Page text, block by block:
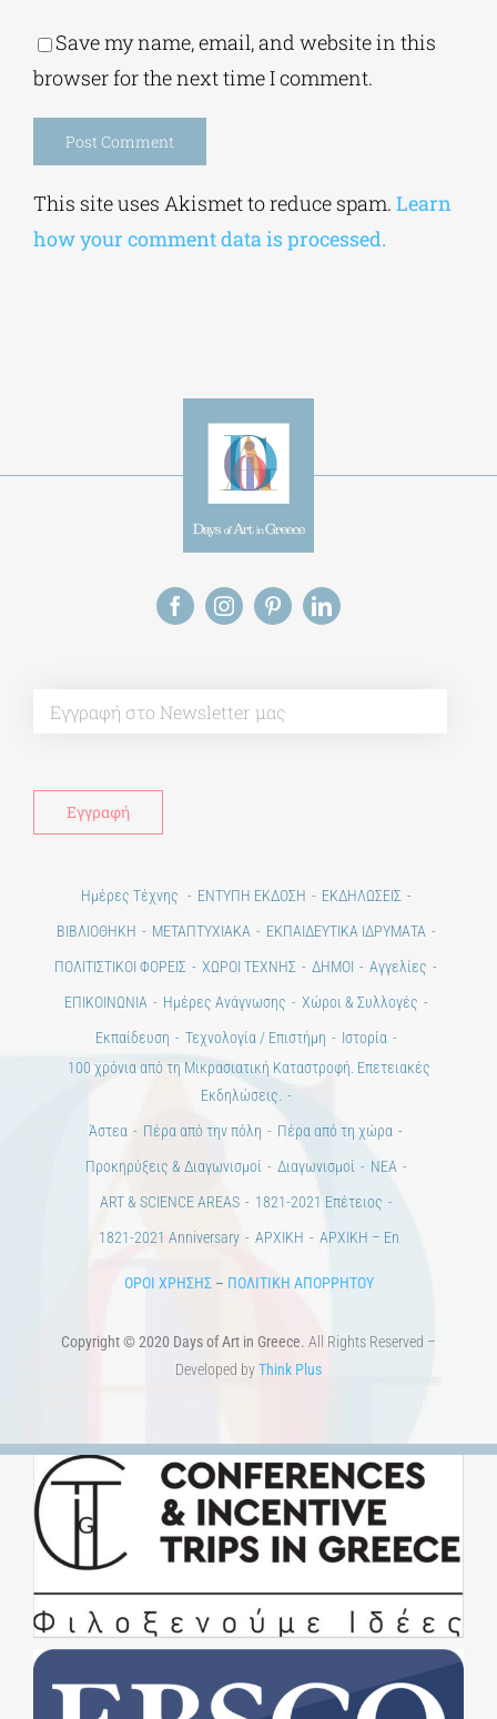
Save my name, email, and website in this
browser for the next time I comment.
This site uses Akismet to reduce spam. Learn
how your comment data is processed.
Ημέρες Τέχνης ΕΝΤΥΠΗ ΕΚΔΟΣΗ
ΕΚΔΗΛΩΣΕΙΣ
ΒΙΒΛΙΟΘΗΚΗ
ΜΕΤΑΠΤΥΧΙΑΚΑ
ΕΚΠΑΙΔΕΥΤΙΚΑ ΙΔΡΥΜΑΤΑ
ΠΟΛΙΤΙΣΤΙΚΟΙ ΦΟΡΕΙΣ
ΧΩΡΟΙ ΤΕΧΝΗΣ ΔΗΜΟΙ
Αγγελίες
ΕΠΙΚΟΙΝΩΝΙΑ
Ημέρες Ανάγνωσης
Χώροι & Συλλογές
Εκπαίδευση
Τεχνολογία / Επιστήμη
Ιστορία
100 χρόνια από τη Μικρασιατική Καταστροφή. Επετειακές
Εκδηλώσεις.
Άστεα
Πέρα από την πόλη
Πέρα από τη χώρα
Προκηρύξεις & Διαγωνισμοί
Διαγωνισμοί
ΝΕΑ
ART & SCIENCE AREAS
1821-2021 Επέτειος
1821-2021 Anniversary
ΑΡΧΙΚΗ ΑΡΧΙΚΗ – En
ΟΡΟΙ ΧΡΗΣΗΣ– ΠΟΛΙΤΙΚΗ ΑΠΟΡΡΗΤΟΥ
Copyright © 2020 Days of Art in Greece. All Rights Reserved –
Developed byThink Plus